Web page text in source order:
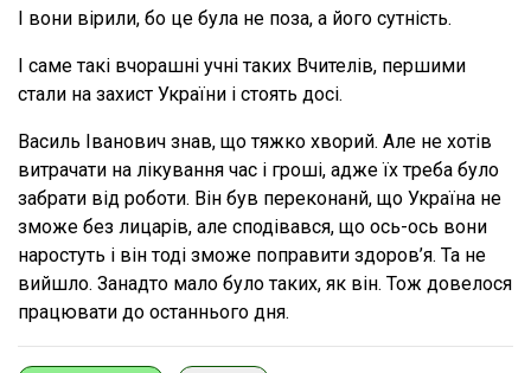
І вони вірили, бо це була не поза, а його сутність.
І саме такі вчорашні учні таких Вчителів, першими
стали на захист України і стоять досі.
Василь Іванович знав, що тяжко хворий. Але не хотів
витрачати на лікування час і гроші, адже їх треба було
забрати від роботи. Він був переконанй, що Україна не
зможе без лицарів, але сподівався, що ось-ось вони
наростуть і він тоді зможе поправити здоров’я. Та не
вийшло. Занадто мало було таких, як він. Тож довелося
працювати до останнього дня.